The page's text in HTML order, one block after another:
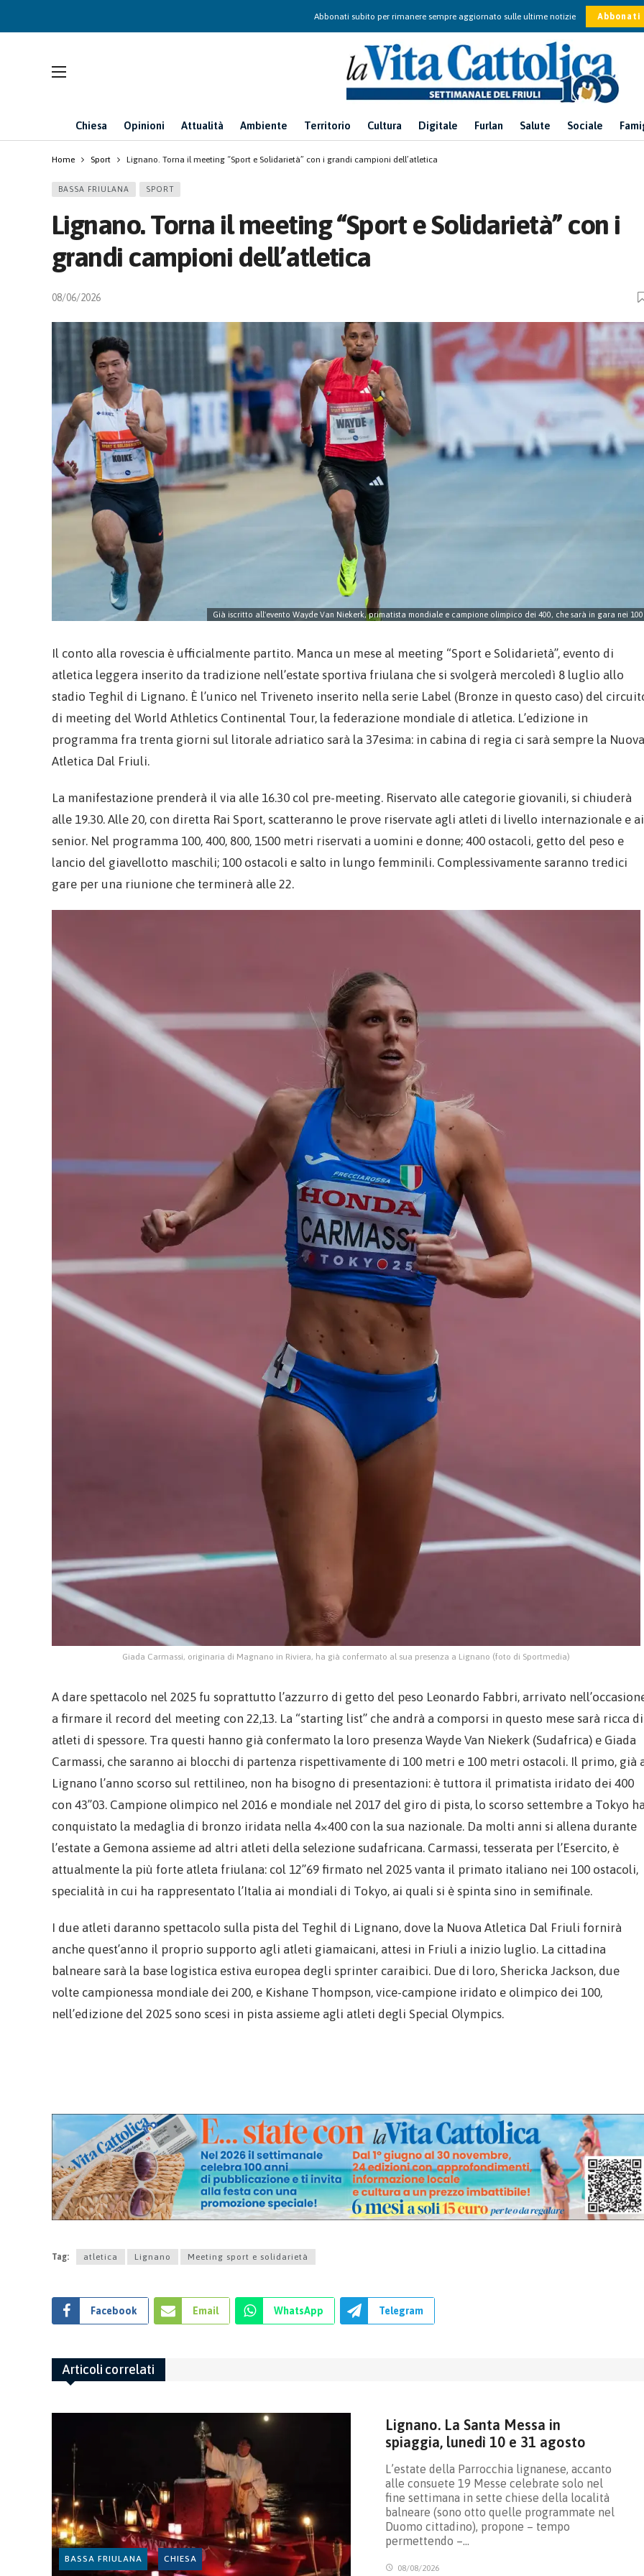
Abbonati subito per rimanere sempre aggiornato sulle ultime notizie Abbonati
Chiesa Opinioni Attualità Ambiente Territorio Cultura Digitale Furlan Salute Sociale
Home Sport Lignano. Torna il meeting “Sport e Solidarietà” con i grandi campioni dell’atletica
BASSA FRIULANA SPORT
Lignano. Torna il meeting “Sport e Solidarietà” con i
grandi campioni dell’atletica
08/06/2026
Già iscritto all'evento Wayde Van Niekerk, primatista mondiale e campione olimpico dei 400, che sarà in gara nei 100
Il conto alla rovescia è ufficialmente partito. Manca un mese al meeting “Sport e Solidarietà”, evento di
atletica leggera inserito da tradizione nell’estate sportiva friulana che si svolgerà mercoledì 8 luglio allo
stadio Teghil di Lignano. È l’unico nel Triveneto inserito nella serie Label (Bronze in questo caso) del
di meeting del World Athletics Continental Tour, la federazione mondiale di atletica. L’edizione in
programma fra trenta giorni sul litorale adriatico sarà la 37esima: in cabina di regia ci sarà sempre la Nuova
Atletica Dal Friuli.
La manifestazione prenderà il via alle 16.30 col pre-meeting. Riservato alle categorie giovanili, si chiuderà
alle 19.30. Alle 20, con diretta Rai Sport, scatteranno le prove riservate agli atleti di livello internazionale e ai
senior. Nel programma 100, 400, 800, 1500 metri riservati a uomini e donne; 400 ostacoli, getto del peso e
lancio del giavellotto maschili; 100 ostacoli e salto in lungo femminili. Complessivamente saranno tredici
gare per una riunione che terminerà alle 22.
Giada Carmassi, originaria di Magnano in Riviera, ha già confermato al sua presenza a Lignano (foto di Sportmedia)
A dare spettacolo nel 2025 fu soprattutto l’azzurro di getto del peso Leonardo Fabbri, arrivato
a firmare il record del meeting con 22,13. La “starting list” che andrà a comporsi in questo mese sarà ricca di
atleti di spessore. Tra questi hanno già confermato la loro presenza Wayde Van Niekerk (Sudafrica) e Giada
Carmassi, che saranno ai blocchi di partenza rispettivamente di 100 metri e 100 metri ostacoli. Il primo, già
Lignano l’anno scorso sul rettilineo, non ha bisogno di presentazioni: è tuttora il primatista iridato dei 400
con 43’’03. Campione olimpico nel 2016 e mondiale nel 2017 del giro di pista, lo scorso settembre a Tokyo ha
conquistato la medaglia di bronzo iridata nella 4×400 con la sua nazionale. Da molti anni si allena durante
l’estate a Gemona assieme ad altri atleti della selezione sudafricana. Carmassi, tesserata per l’Esercito, è
attualmente la più forte atleta friulana: col 12’’69 firmato nel 2025 vanta il primato italiano nei 100 ostacoli,
specialità in cui ha rappresentato l’Italia ai mondiali di Tokyo, ai quali si è spinta sino in semifinale.
I due atleti daranno spettacolo sulla pista del Teghil di Lignano, dove la Nuova Atletica Dal Friuli fornirà
anche quest’anno il proprio supporto agli atleti giamaicani, attesi in Friuli a inizio luglio. La cittadina
balneare sarà la base logistica estiva europea degli sprinter caraibici. Due di loro, Shericka Jackson, due
volte campionessa mondiale dei 200, e Kishane Thompson, vice-campione iridato e olimpico dei 100,
nell’edizione del 2025 sono scesi in pista assieme agli atleti degli Special Olympics.
Tag: atletica Lignano Meeting sport e solidarietà
Facebook Email WhatsApp Telegram
Articoli correlati
BASSA FRIULANA CHIESA
Lignano. La Santa Messa in
spiaggia, lunedì 10 e 31 agosto
L’estate della Parrocchia lignanese, accanto
alle consuete 19 Messe celebrate solo nel
fine settimana in sette chiese della località
balneare (sono otto quelle programmate nel
Duomo cittadino), propone – tempo
permettendo –…
08/08/2026